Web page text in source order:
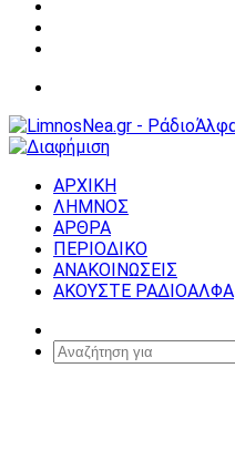
ΑΡΧΙΚΗ
ΛΗΜΝΟΣ
ΑΡΘΡΑ
ΠΕΡΙΟΔΙΚΟ
ΑΝΑΚΟΙΝΩΣΕΙΣ
ΑΚΟΥΣΤΕ ΡΑΔΙΟΑΛΦΑ
Article